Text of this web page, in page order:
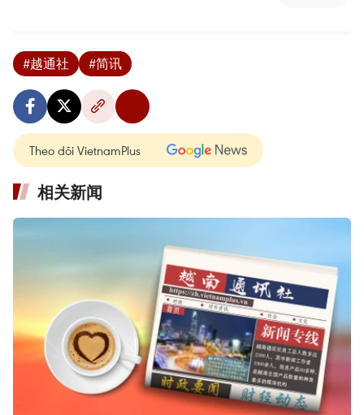
#越通社 #简讯
Theo dõi VietnamPlus
相关新闻